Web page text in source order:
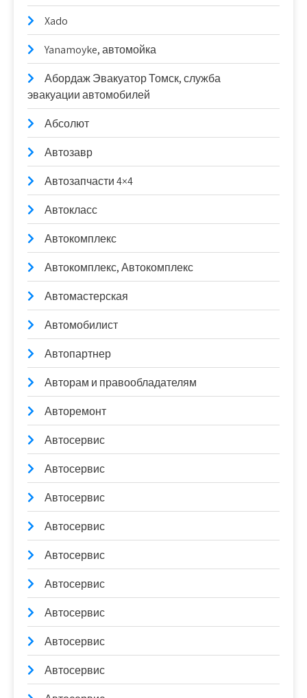
Xado
Yanamoyke, автомойка
Абордаж Эвакуатор Томск, служба
эвакуации автомобилей
Абсолют
Автозавр
Автозапчасти 4×4
Автокласс
Автокомплекс
Автокомплекс, Автокомплекс
Автомастерская
Автомобилист
Автопартнер
Авторам и правообладателям
Авторемонт
Автосервис
Автосервис
Автосервис
Автосервис
Автосервис
Автосервис
Автосервис
Автосервис
Автосервис